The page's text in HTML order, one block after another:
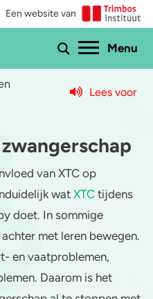
Een website van
Menu
Lees voor
van XTC op
wat XTC tijdens
doet. In sommige
met leren bewegen.
en vaatproblemen,
Daarom is het